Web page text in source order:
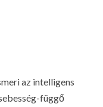
az intelligens
függő